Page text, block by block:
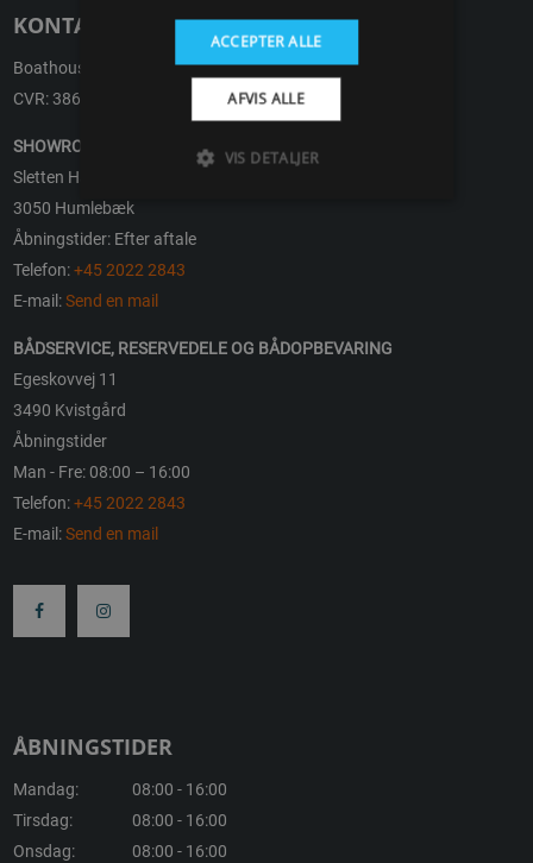
KONTAKT
Boathouse ApS
CVR: 38692496
SHOWROOM
Sletten Havn 3
3050 Humlebæk
Åbningstider: Efter aftale
Telefon:+45 2022 2843
E-mail:Send en mail
BÅDSERVICE, RESERVEDELE OG BÅDOPBEVARING
Egeskovvej 11
3490 Kvistgård
Åbningstider
Man - Fre: 08:00 – 16:00
Telefon:+45 2022 2843
E-mail:Send en mail
ÅBNINGSTIDER
Mandag:
08:00 - 16:00
Tirsdag:
08:00 - 16:00
Onsdag:
08:00 - 16:00
ACCEPTER ALLE
AFVIS ALLE
VIS DETALJER